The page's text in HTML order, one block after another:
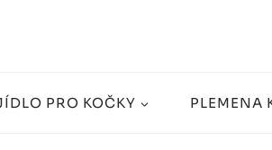
PRO KOČKY PLEMENA